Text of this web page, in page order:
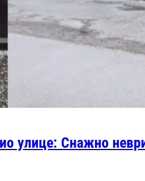
улице: Снажно